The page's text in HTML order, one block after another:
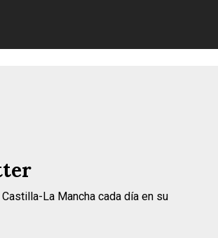
La Mancha cada día en su